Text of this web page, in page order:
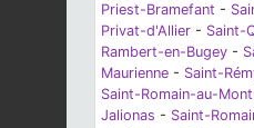
Priest-Bramefant -
Privat-d'Allier - Saint-
Rambert-en-Bugey -
Maurienne - Saint-
Saint-Romain-au-
Jalionas - Saint-